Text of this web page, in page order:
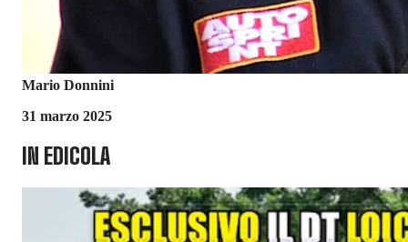
Mario Donnini
31 marzo 2025
IN EDICOLA